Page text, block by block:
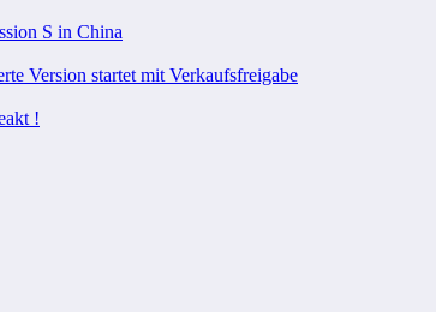
S in China
Version startet mit Verkaufsfreigabe
!